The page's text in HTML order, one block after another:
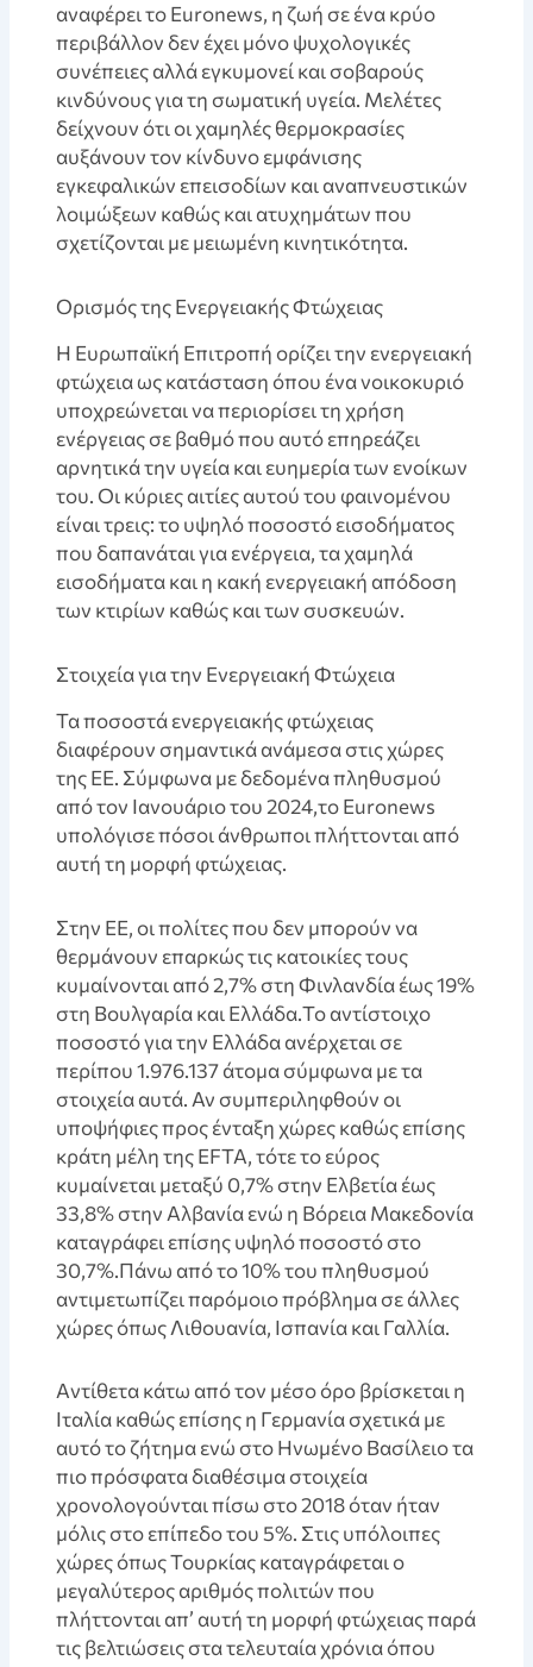
αναφέρει το Euronews, η ζωή σε ένα κρύο
περιβάλλον δεν έχει μόνο ψυχολογικές
συνέπειες αλλά εγκυμονεί και σοβαρούς
κινδύνους για τη σωματική υγεία. Μελέτες
δείχνουν ότι οι χαμηλές θερμοκρασίες
αυξάνουν τον κίνδυνο εμφάνισης
εγκεφαλικών επεισοδίων και αναπνευστικών
λοιμώξεων καθώς και ατυχημάτων που
σχετίζονται με μειωμένη κινητικότητα.
Ορισμός της Ενεργειακής Φτώχειας
Η Ευρωπαϊκή Επιτροπή ορίζει την ενεργειακή
φτώχεια ως κατάσταση όπου ένα νοικοκυριό
υποχρεώνεται να περιορίσει τη χρήση
ενέργειας σε βαθμό που αυτό επηρεάζει
αρνητικά την υγεία και ευημερία των ενοίκων
του. Οι κύριες αιτίες αυτού του φαινομένου
είναι τρεις: το υψηλό ποσοστό εισοδήματος
που δαπανάται για ενέργεια, τα χαμηλά
εισοδήματα και η κακή ενεργειακή απόδοση
των κτιρίων καθώς και των συσκευών.
Στοιχεία για την Ενεργειακή Φτώχεια
Τα ποσοστά ενεργειακής φτώχειας
διαφέρουν σημαντικά ανάμεσα στις χώρες
της ΕΕ. Σύμφωνα με δεδομένα πληθυσμού
από τον Ιανουάριο του 2024,το Euronews
υπολόγισε πόσοι άνθρωποι πλήττονται από
αυτή τη μορφή φτώχειας.
Στην ΕΕ, οι πολίτες που δεν μπορούν να
θερμάνουν επαρκώς τις κατοικίες τους
κυμαίνονται από 2,7% στη Φινλανδία έως 19%
στη Βουλγαρία και Ελλάδα.Το αντίστοιχο
ποσοστό για την Ελλάδα ανέρχεται σε
περίπου 1.976.137 άτομα σύμφωνα με τα
στοιχεία αυτά. Αν συμπεριληφθούν οι
υποψήφιες προς ένταξη χώρες καθώς επίσης
κράτη μέλη της EFTA, τότε το εύρος
κυμαίνεται μεταξύ 0,7% στην Ελβετία έως
33,8% στην Αλβανία ενώ η Βόρεια Μακεδονία
καταγράφει επίσης υψηλό ποσοστό στο
30,7%.Πάνω από το 10% του πληθυσμού
αντιμετωπίζει παρόμοιο πρόβλημα σε άλλες
χώρες όπως Λιθουανία, Ισπανία και Γαλλία.
Aντίθετα κάτω από τον μέσο όρο βρίσκεται η
Ιταλία καθώς επίσης η Γερμανία σχετικά με
αυτό το ζήτημα ενώ στο Ηνωμένο Βασίλειο τα
πιο πρόσφατα διαθέσιμα στοιχεία
χρονολογούνται πίσω στο 2018 όταν ήταν
μόλις στο επίπεδο του 5%. Στις υπόλοιπες
χώρες όπως Τουρκίας καταγράφεται ο
μεγαλύτερος αριθμός πολιτών που
πλήττονται απ’ αυτή τη μορφή φτώχειας παρά
τις βελτιώσεις στα τελευταία χρόνια όπου